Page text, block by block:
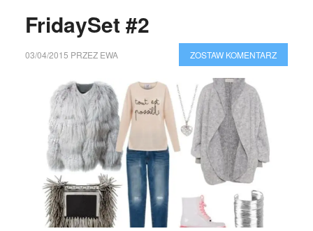
FridaySet #2
03/04/2015 PRZEZ EWA ZOSTAW KOMENTARZ